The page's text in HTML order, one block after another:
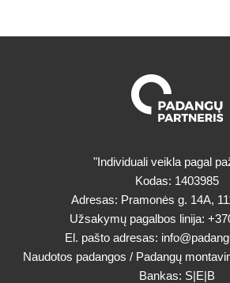
"Individuali veikla pagal
Kodas: 1403985
Adresas: Pramonės g. 14A,
Užsakymų pagalbos linija:
El. pašto adresas:
Naudotos padangos / Padangų
Bankas: S|E|B